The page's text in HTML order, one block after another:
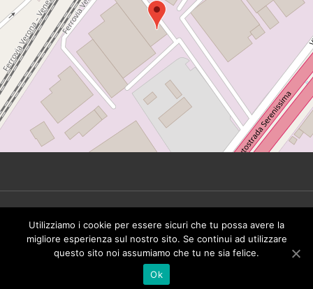
IT02492930249 - Privacy Policy
Utilizziamo i cookie per essere sicuri che tu possa avere la
migliore esperienza sul nostro sito. Se continui ad utilizzare
questo sito noi assumiamo che tu ne sia felice.
Ok